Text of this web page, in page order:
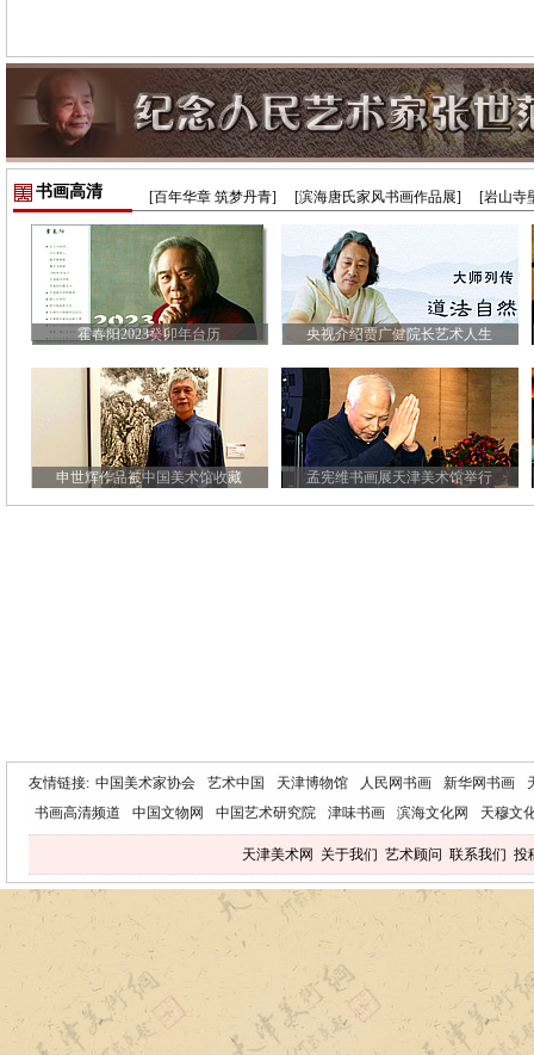
书画高清 [百年华章 筑梦丹青] [滨海唐氏家风书画作品展] [岩山寺
霍春阳2023癸卯年台历 央视介绍贾广健院长艺术人生
申世辉作品被中国美术馆收藏 孟宪维书画展天津美术馆举行
友情链接: 中国美术家协会 艺术中国 天津博物馆 人民网书画 新华网书画
书画高清频道
中国文物网 中国艺术研究院 津味书画 滨海文化网 天穆文
天津美术网 关于我们 艺术顾问 联系我们 投